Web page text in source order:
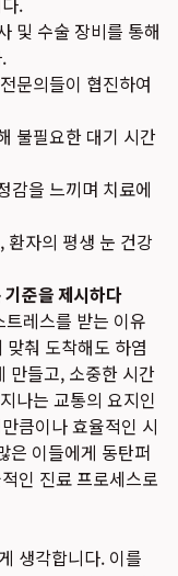
및 수술 장비를 통해
문의들이 협진하여
불필요한 대기 시간
감을 느끼며 치료에
환자의 평생 눈 건강
준을 제시하다
레스를 받는 이유
춰 도착해도 하염
만들고, 소중한 시간
나는 교통의 요지인
큼이나 효율적인 시
은 이들에게 동탄퍼
인 진료 프로세스로
생각합니다. 이를